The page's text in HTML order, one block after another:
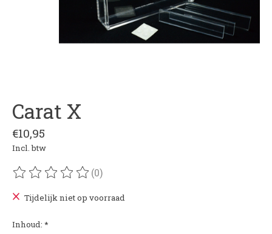
Carat X
€10,95
Incl. btw
De beoordeling van dit product is
(0)
Tijdelijk niet op voorraad
Inhoud: *